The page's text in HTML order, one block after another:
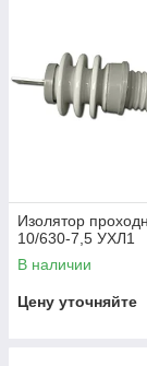
Изолятор
10/630-7,5 УХЛ1
В наличии
Цену уточняйте